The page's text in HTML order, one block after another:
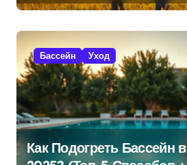
Бассейн Уход
Как Подогреть Бассейн в